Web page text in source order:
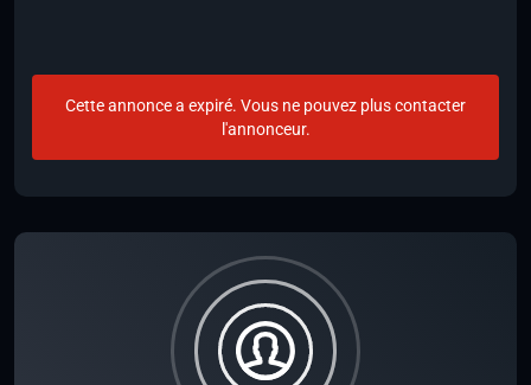
Cette annonce a expiré. Vous ne pouvez plus contacter
l'annonceur.